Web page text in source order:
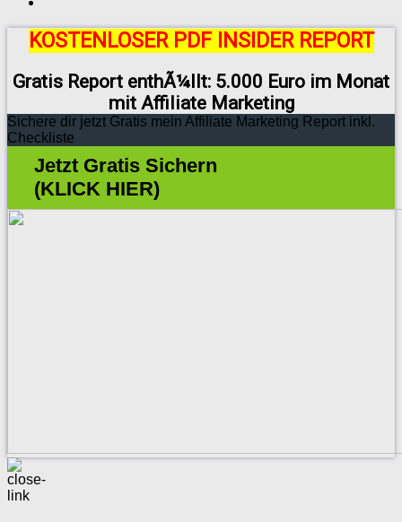
KOSTENLOSER PDF INSIDER REPORT
Gratis Report enthÃ¼llt: 5.000 Euro im Monat
mit Affiliate Marketing
Sichere dir jetzt Gratis mein Affiliate Marketing Report inkl.
Checkliste
Jetzt Gratis Sichern
(KLICK HIER)